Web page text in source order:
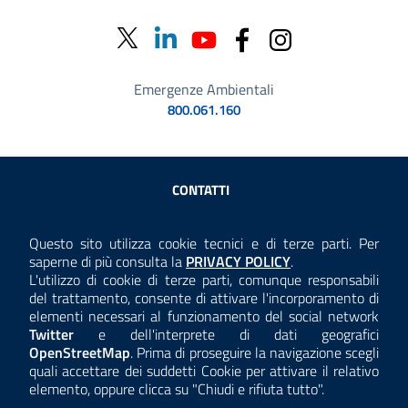
Questo sito utilizza cookie tecnici e di terze parti. Per
saperne di più consulta la Consulta la
PRIVACY POLICY.
L'utilizzo di cookie di terze parti, comunque responsabili
del trattamento, consente di attivare l'incorporamento di
elementi necessari al funzionamento del social network
Twitter e dell'interprete di dati geografici
OpenStreetMap. Prima di proseguire la navigazione scegli
quali accettare dei suddetti Cookie per attivare il relativo
elemento, oppure clicca su "Chiudi e rifiuta tutto".
Emergenze Ambientali
800.061.160
Sezione Link Utili
CONTATTI
ANTICORRUZIONE
ACCESSIBILITÀ
COOKIE E PRIVACY
TEMI A-Z